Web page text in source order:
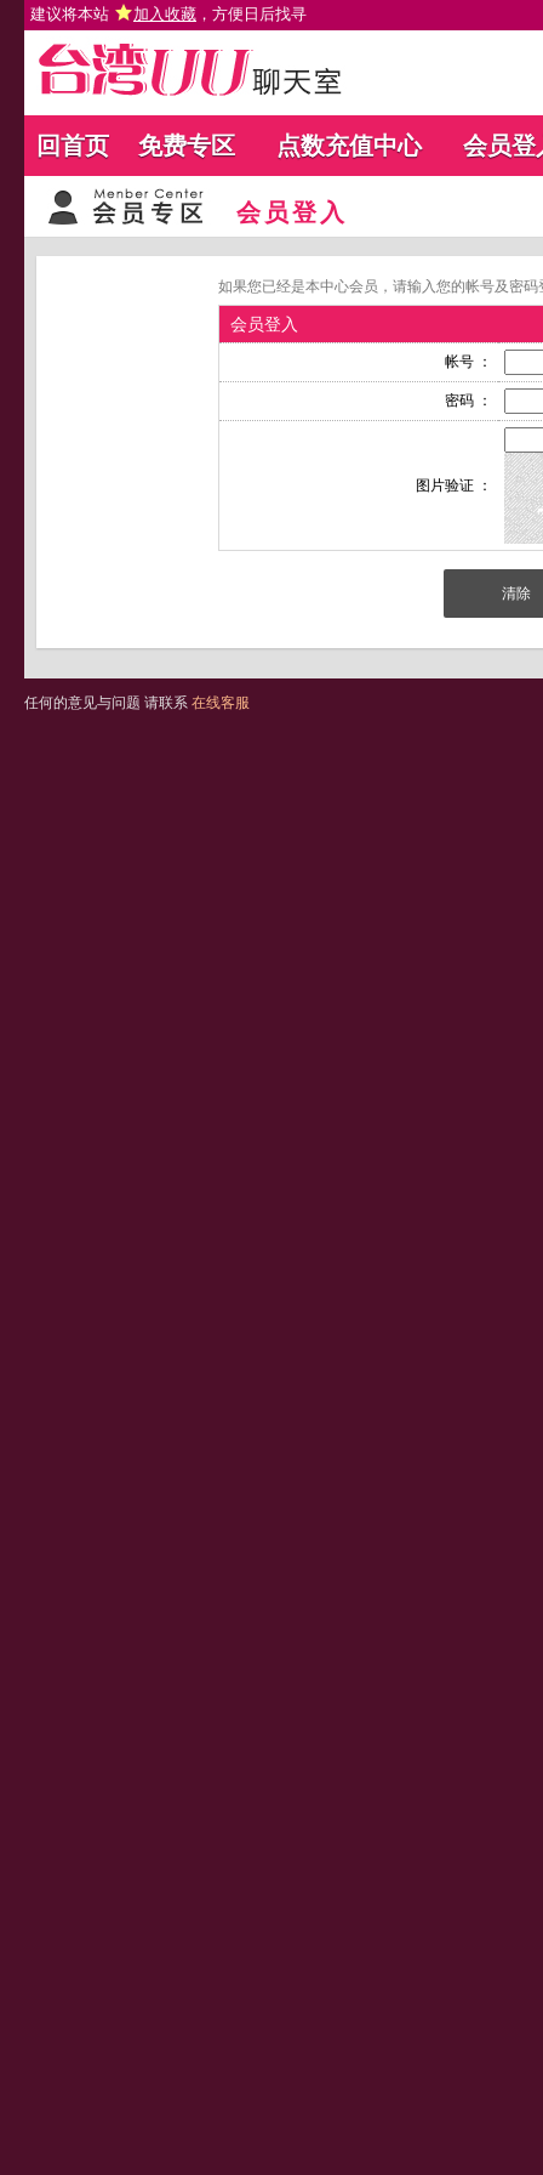
建议将本站 加入收藏 ，方便日后找寻
回首页 免费专区 点数充值中心 会员登
会员登入
如果您已经是本中心会员，请输入您的帐号及密
会员登入
帐号 ：
密码 ：
图片验证 ：
任何的意见与问题 请联系 在线客服